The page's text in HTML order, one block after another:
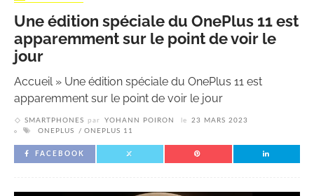
Une édition spéciale du OnePlus 11 est
apparemment sur le point de voir le
jour
Accueil» Une édition spéciale du OnePlus 11 est
apparemment sur le point de voir le jour
SMARTPHONES par YOHANN POIRON le
23 MARS 2023
ONEPLUS
ONEPLUS 11
FACEBOOK